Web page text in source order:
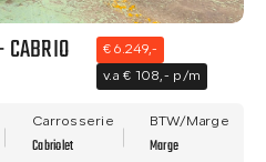
€ 6.249,-
v.a € 108,- p/m
Carrosserie
Cabriolet
BTW/Marge
Marge